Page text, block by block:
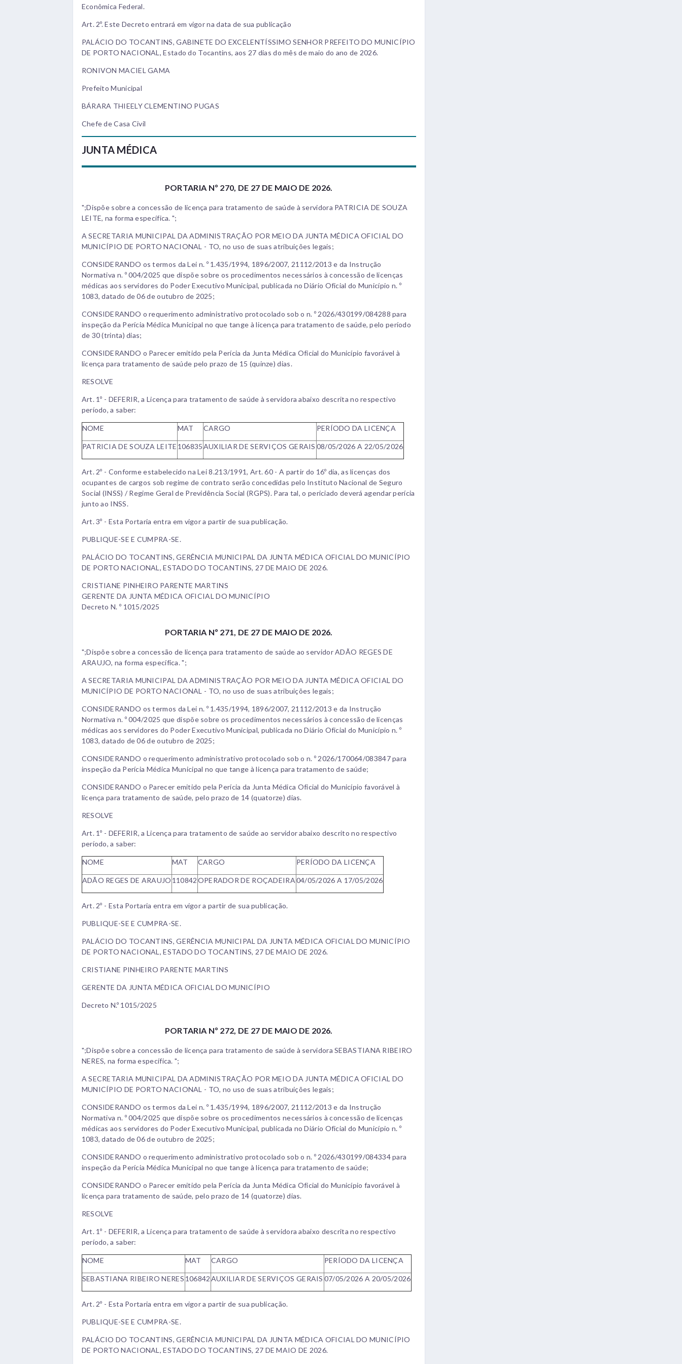
Econômica Federal.
Art. 2º. Este Decreto entrará em vigor na data de sua publicação
PALÁCIO DO TOCANTINS, GABINETE DO EXCELENTÍSSIMO SENHOR PREFEITO DO MUNICÍPIO
DE PORTO NACIONAL, Estado do Tocantins, aos 27 dias do mês de maio do ano de 2026.
RONIVON MACIEL GAMA
Prefeito Municipal
BÁRARA THIEELY CLEMENTINO PUGAS
Chefe de Casa Civil
JUNTA MÉDICA
PORTARIA Nº 270, DE 27 DE MAIO DE 2026.
";Dispõe sobre a concessão de licença para tratamento de saúde à servidora PATRICIA DE SOUZA
LEITE, na forma específica. ";
A SECRETARIA MUNICIPAL DA ADMINISTRAÇÃO POR MEIO DA JUNTA MÉDICA OFICIAL DO
MUNICÍPIO DE PORTO NACIONAL - TO, no uso de suas atribuições legais;
CONSIDERANDO os termos da Lei n. º 1.435/1994, 1896/2007, 21112/2013 e da Instrução
Normativa n. º 004/2025 que dispõe sobre os procedimentos necessários à concessão de licenças
médicas aos servidores do Poder Executivo Municipal, publicada no Diário Oficial do Município n. º
1083, datado de 06 de outubro de 2025;
CONSIDERANDO o requerimento administrativo protocolado sob o n. º 2026/430199/084288 para
inspeção da Perícia Médica Municipal no que tange à licença para tratamento de saúde, pelo período
de 30 (trinta) dias;
CONSIDERANDO o Parecer emitido pela Perícia da Junta Médica Oficial do Município favorável à
licença para tratamento de saúde pelo prazo de 15 (quinze) dias.
RESOLVE
Art. 1º - DEFERIR, a Licença para tratamento de saúde à servidora abaixo descrita no respectivo
período, a saber:
NOME MAT CARGO PERÍODO DA LICENÇA
PATRICIA DE SOUZA LEITE 106835AUXILIAR DE SERVIÇOS GERAIS 08/05/2026 A 22/05/2026
Art. 2º - Conforme estabelecido na Lei 8.213/1991, Art. 60 - A partir do 16º dia, as licenças dos
ocupantes de cargos sob regime de contrato serão concedidas pelo Instituto Nacional de Seguro
Social (INSS) / Regime Geral de Previdência Social (RGPS). Para tal, o periciado deverá agendar perícia
junto ao INSS.
Art. 3º - Esta Portaria entra em vigor a partir de sua publicação.
PUBLIQUE-SE E CUMPRA-SE.
PALÁCIO DO TOCANTINS, GERÊNCIA MUNICIPAL DA JUNTA MÉDICA OFICIAL DO MUNICÍPIO
DE PORTO NACIONAL, ESTADO DO TOCANTINS, 27 DE MAIO DE 2026.
CRISTIANE PINHEIRO PARENTE MARTINS
GERENTE DA JUNTA MÉDICA OFICIAL DO MUNICÍPIO
Decreto N. º 1015/2025
PORTARIA Nº 271, DE 27 DE MAIO DE 2026.
";Dispõe sobre a concessão de licença para tratamento de saúde ao servidor ADÃO REGES DE
ARAUJO, na forma específica. ";
A SECRETARIA MUNICIPAL DA ADMINISTRAÇÃO POR MEIO DA JUNTA MÉDICA OFICIAL DO
MUNICÍPIO DE PORTO NACIONAL - TO, no uso de suas atribuições legais;
CONSIDERANDO os termos da Lei n. º 1.435/1994, 1896/2007, 21112/2013 e da Instrução
Normativa n. º 004/2025 que dispõe sobre os procedimentos necessários à concessão de licenças
médicas aos servidores do Poder Executivo Municipal, publicada no Diário Oficial do Município n. º
1083, datado de 06 de outubro de 2025;
CONSIDERANDO o requerimento administrativo protocolado sob o n. º 2026/170064/083847 para
inspeção da Perícia Médica Municipal no que tange à licença para tratamento de saúde;
CONSIDERANDO o Parecer emitido pela Perícia da Junta Médica Oficial do Município favorável à
licença para tratamento de saúde, pelo prazo de 14 (quatorze) dias.
RESOLVE
Art. 1º - DEFERIR, a Licença para tratamento de saúde ao servidor abaixo descrito no respectivo
período, a saber:
NOME MAT CARGO PERÍODO DA LICENÇA
ADÃO REGES DE ARAUJO 110842OPERADOR DE ROÇADEIRA04/05/2026 A 17/05/2026
Art. 2º - Esta Portaria entra em vigor a partir de sua publicação.
PUBLIQUE-SE E CUMPRA-SE.
PALÁCIO DO TOCANTINS, GERÊNCIA MUNICIPAL DA JUNTA MÉDICA OFICIAL DO MUNICÍPIO
DE PORTO NACIONAL, ESTADO DO TOCANTINS, 27 DE MAIO DE 2026.
CRISTIANE PINHEIRO PARENTE MARTINS
GERENTE DA JUNTA MÉDICA OFICIAL DO MUNICÍPIO
Decreto N.º 1015/2025
PORTARIA Nº 272, DE 27 DE MAIO DE 2026.
";Dispõe sobre a concessão de licença para tratamento de saúde à servidora SEBASTIANA RIBEIRO
NERES, na forma específica. ";
A SECRETARIA MUNICIPAL DA ADMINISTRAÇÃO POR MEIO DA JUNTA MÉDICA OFICIAL DO
MUNICÍPIO DE PORTO NACIONAL - TO, no uso de suas atribuições legais;
CONSIDERANDO os termos da Lei n. º 1.435/1994, 1896/2007, 21112/2013 e da Instrução
Normativa n. º 004/2025 que dispõe sobre os procedimentos necessários à concessão de licenças
médicas aos servidores do Poder Executivo Municipal, publicada no Diário Oficial do Município n. º
1083, datado de 06 de outubro de 2025;
CONSIDERANDO o requerimento administrativo protocolado sob o n. º 2026/430199/084334 para
inspeção da Perícia Médica Municipal no que tange à licença para tratamento de saúde;
CONSIDERANDO o Parecer emitido pela Perícia da Junta Médica Oficial do Município favorável à
licença para tratamento de saúde, pelo prazo de 14 (quatorze) dias.
RESOLVE
Art. 1º - DEFERIR, a Licença para tratamento de saúde à servidora abaixo descrita no respectivo
período, a saber:
NOME MAT CARGO PERÍODO DA LICENÇA
SEBASTIANA RIBEIRO NERES 106842AUXILIAR DE SERVIÇOS GERAIS 07/05/2026 A 20/05/2026
Art. 2º - Esta Portaria entra em vigor a partir de sua publicação.
PUBLIQUE-SE E CUMPRA-SE.
PALÁCIO DO TOCANTINS, GERÊNCIA MUNICIPAL DA JUNTA MÉDICA OFICIAL DO MUNICÍPIO
DE PORTO NACIONAL, ESTADO DO TOCANTINS, 27 DE MAIO DE 2026.